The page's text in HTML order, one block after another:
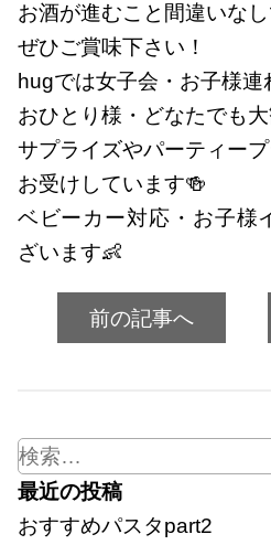
お酒が進むこと間違いな
ぜひご賞味下さい！
hugでは女子会・お子様
おひとり様・どなたでも大
サプライズやパーティー
お受けしています🍻
ベビーカー対応・お子様
ざいます👶
前の記事へ
検
索:
最近の投稿
おすすめパスタpart2